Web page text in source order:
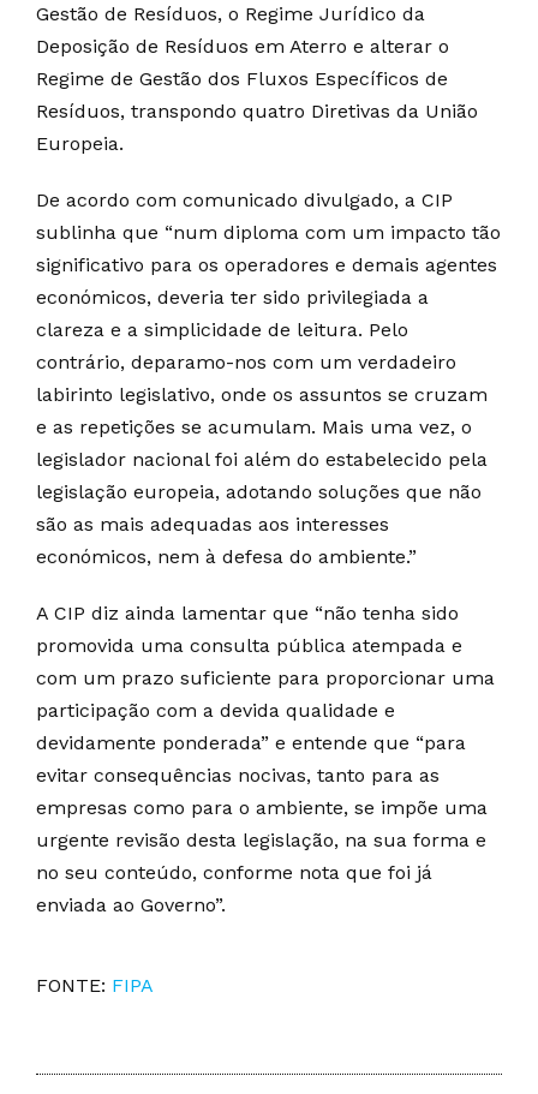
Gestão de Resíduos, o Regime Jurídico da
Deposição de Resíduos em Aterro e alterar o
Regime de Gestão dos Fluxos Específicos de
Resíduos, transpondo quatro Diretivas da União
Europeia.
De acordo com comunicado divulgado, a CIP
sublinha que “num diploma com um impacto tão
significativo para os operadores e demais agentes
económicos, deveria ter sido privilegiada a
clareza e a simplicidade de leitura. Pelo
contrário, deparamo-nos com um verdadeiro
labirinto legislativo, onde os assuntos se cruzam
e as repetições se acumulam. Mais uma vez, o
legislador nacional foi além do estabelecido pela
legislação europeia, adotando soluções que não
são as mais adequadas aos interesses
económicos, nem à defesa do ambiente.”
A CIP diz ainda lamentar que “não tenha sido
promovida uma consulta pública atempada e
com um prazo suficiente para proporcionar uma
participação com a devida qualidade e
devidamente ponderada” e entende que “para
evitar consequências nocivas, tanto para as
empresas como para o ambiente, se impõe uma
urgente revisão desta legislação, na sua forma e
no seu conteúdo, conforme nota que foi já
enviada ao Governo”.
FONTE: FIPA